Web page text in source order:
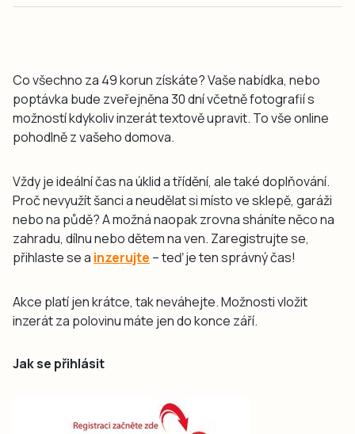
Co všechno za 49 korun získáte? Vaše nabídka, nebo
poptávka bude zveřejněna 30 dní včetně fotografií s
možností kdykoliv inzerát textově upravit. To vše online
pohodlně z vašeho domova.
Vždy je ideální čas na úklid a třídění, ale také doplňování.
Proč nevyužít šanci a neudělat si místo ve sklepě, garáži
nebo na půdě? A možná naopak zrovna sháníte něco na
zahradu, dílnu nebo dětem na ven. Zaregistrujte se,
přihlaste se a inzerujte – teď je ten správný čas!
​Akce platí jen krátce, tak neváhejte. Možnosti vložit
inzerát za polovinu máte jen do konce září.
Jak se přihlásit